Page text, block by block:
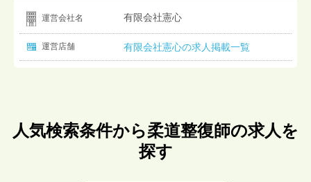
運営会社名 有限会社憲心
運営店舗 有限会社憲心の求人掲載一覧
人気検索条件から柔道整復師の求人を
探す